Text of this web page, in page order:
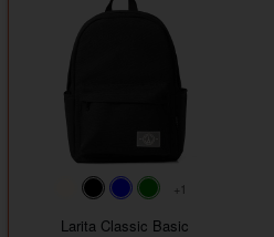
#faf0e6#000000#0000FF
+1
Larita Classic Basic